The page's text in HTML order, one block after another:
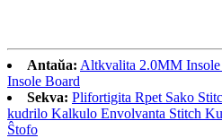
Antaŭa: Altkvalita 2.0MM Insole
Insole Board
Sekva: Plifortigita Rpet Sako
kudrilo Kalkulo Envolvanta Stitch
Ŝtofo